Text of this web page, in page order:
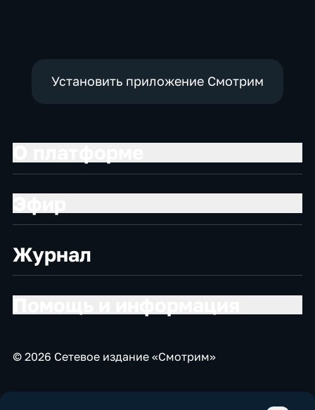
Установить приложение Смотрим
Журнал
© 2026 Сетевое издание «Смотрим»